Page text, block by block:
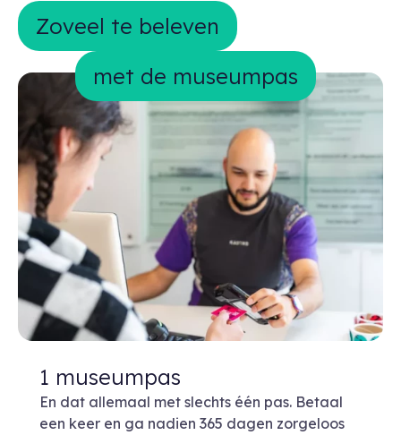
Zoveel te beleven met de
Zoveel te beleven
met de museumpas
1 museumpas
En dat allemaal met slechts één pas. Betaal
een keer en ga nadien 365 dagen zorgeloos